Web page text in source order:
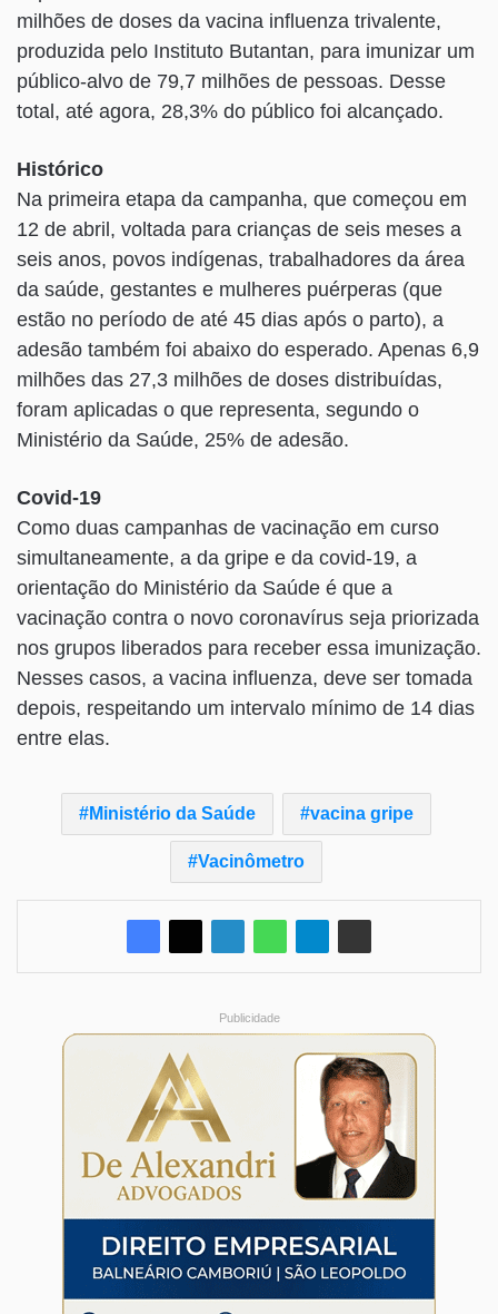
milhões de doses da vacina influenza trivalente,
produzida pelo Instituto Butantan, para imunizar um
público-alvo de 79,7 milhões de pessoas. Desse
total, até agora, 28,3% do público foi alcançado.
Histórico
Na primeira etapa da campanha, que começou em
12 de abril, voltada para crianças de seis meses a
seis anos, povos indígenas, trabalhadores da área
da saúde, gestantes e mulheres puérperas (que
estão no período de até 45 dias após o parto), a
adesão também foi abaixo do esperado. Apenas 6,9
milhões das 27,3 milhões de doses distribuídas,
foram aplicadas o que representa, segundo o
Ministério da Saúde, 25% de adesão.
Covid-19
Como duas campanhas de vacinação em curso
simultaneamente, a da gripe e da covid-19, a
orientação do Ministério da Saúde é que a
vacinação contra o novo coronavírus seja priorizada
nos grupos liberados para receber essa imunização.
Nesses casos, a vacina influenza, deve ser tomada
depois, respeitando um intervalo mínimo de 14 dias
entre elas.
Ministério da Saúde vacina gripe
Vacinômetro
Publicidade